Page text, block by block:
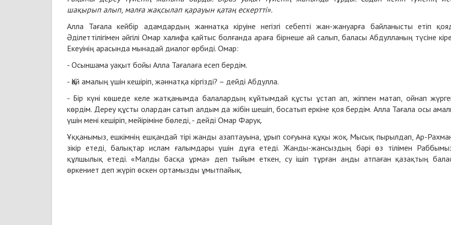
шақырып алып, малға жақсылап қарауын қатаң ескертті».
Алла Тағала кейбір адамдардың жаннатқа кіруіне негізгі себепті жан-жануарға байланысты етіп
Әділеттілігімен әйгілі Омар халифа қайтыс болғанда араға бірнеше ай салып, баласы Абдулланың түсіне
Екеуінің арасында мынадай диалог өрбиді. Омар:
- Осыншама уақыт бойы Алла Тағалаға есеп бердім.
- Қай амалың үшін кешіріп, жәннатқа кіргізді? – дейді Абдулла.
- Бір күні көшеде келе жатқанымда балалардың кұйтымдай құсты ұстап ап, жіппен матап, ойнап
көрдім. Дереу құсты олардан сатып алдым да жібін шешіп, босатып еркіне қоя бердім. Алла Тағала осы
үшін мені кешіріп, мейіріміне бөледі, - дейді Омар Фаруқ.
Ұққанымыз, ешкімнің ешқандай тірі жанды азаптауына, ұрып соғуына құқы жоқ. Мысық пырылдап, Ар-
зікір етеді, балықтар ислам ғалымдары үшін дұға етеді. Жанды-жансыздың бәрі өз тілімен
құлшылық етеді. «Малды басқа ұрма» деп тыйым еткен, су ішіп тұрған аңды атпаған қазақтың
өркениет деп жүріп өскен ортамызды ұмытпайық.